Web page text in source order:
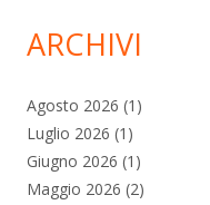
ARCHIVI
Agosto 2026 (1)
Luglio 2026 (1)
Giugno 2026 (1)
Maggio 2026 (2)